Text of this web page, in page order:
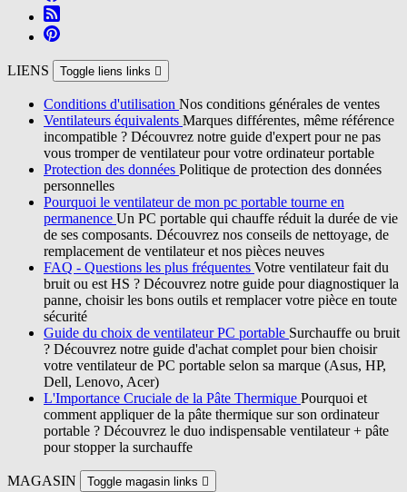
LIENS Toggle liens links 
Conditions d'utilisation Nos conditions générales de ventes
Ventilateurs équivalents Marques différentes, même référence
incompatible ? Découvrez notre guide d'expert pour ne pas
vous tromper de ventilateur pour votre ordinateur portable
Protection des données Politique de protection des données
personnelles
Pourquoi le ventilateur de mon pc portable tourne en
permanence Un PC portable qui chauffe réduit la durée de vie
de ses composants. Découvrez nos conseils de nettoyage, de
remplacement de ventilateur et nos pièces neuves
FAQ - Questions les plus fréquentes Votre ventilateur fait du
bruit ou est HS ? Découvrez notre guide pour diagnostiquer la
panne, choisir les bons outils et remplacer votre pièce en toute
sécurité
Guide du choix de ventilateur PC portable Surchauffe ou bruit
? Découvrez notre guide d'achat complet pour bien choisir
votre ventilateur de PC portable selon sa marque (Asus, HP,
Dell, Lenovo, Acer)
L'Importance Cruciale de la Pâte Thermique Pourquoi et
comment appliquer de la pâte thermique sur son ordinateur
portable ? Découvrez le duo indispensable ventilateur + pâte
pour stopper la surchauffe
MAGASIN Toggle magasin links 